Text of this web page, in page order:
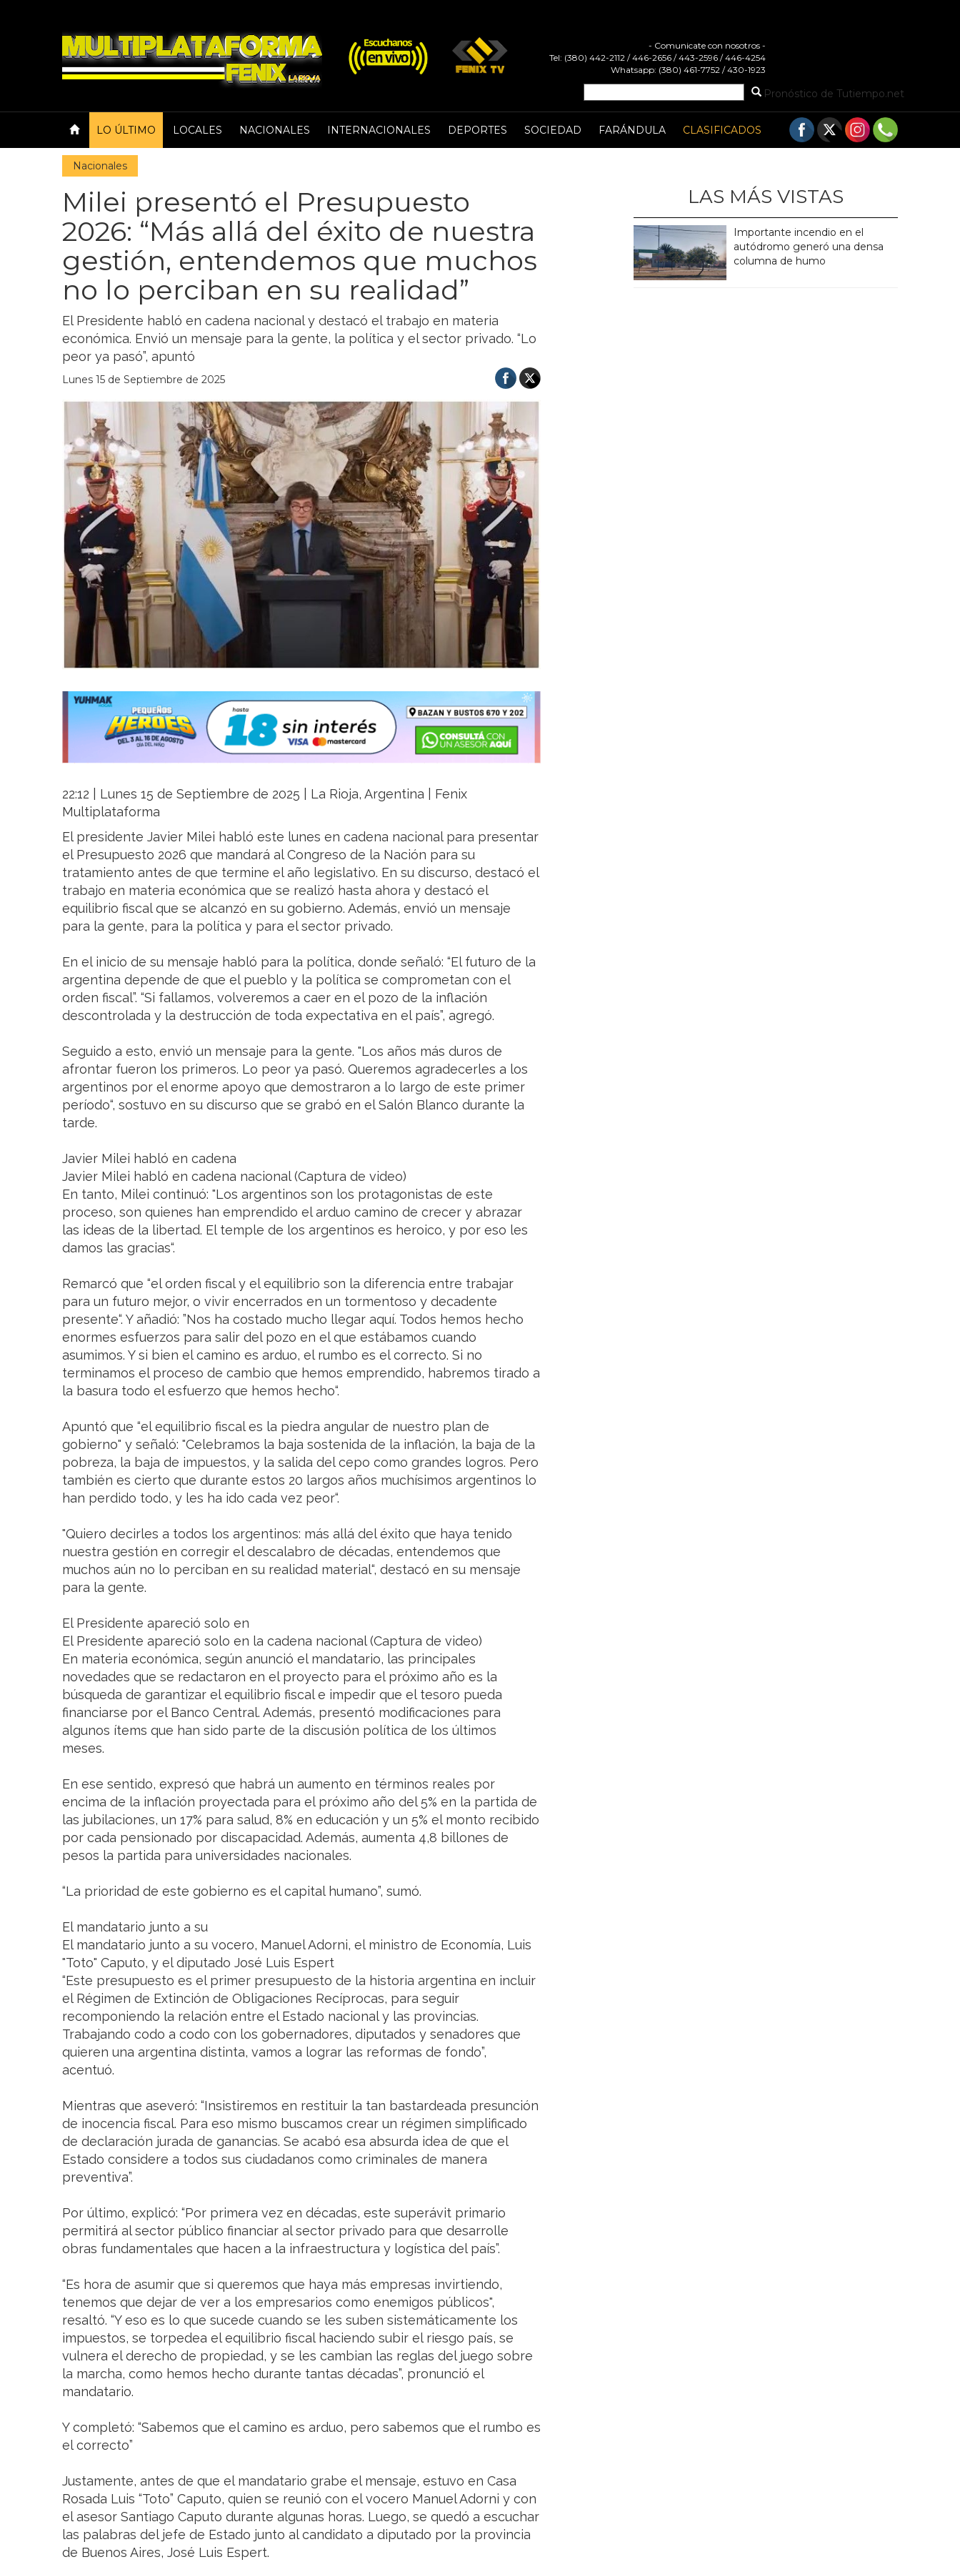
- Comunicate con nosotros -
Tel: (380) 442-2112 / 446-2656 / 443-2596 / 446-4254
Whatsapp: (380) 461-7752 / 430-1923
Pronóstico de Tutiempo.net
LO ÚLTIMO LOCALES NACIONALES INTERNACIONALES DEPORTES SOCIEDAD FARÁNDULA CLASIFICADOS
Nacionales
Milei presentó el Presupuesto
2026: “Más allá del éxito de nuestra
gestión, entendemos que muchos
no lo perciban en su realidad”
El Presidente habló en cadena nacional y destacó el trabajo en materia
económica. Envió un mensaje para la gente, la política y el sector privado. “Lo
peor ya pasó”, apuntó
Lunes 15 de Septiembre de 2025
22:12 | Lunes 15 de Septiembre de 2025 | La Rioja, Argentina | Fenix
Multiplataforma
El presidente Javier Milei habló este lunes en cadena nacional para presentar
el Presupuesto 2026 que mandará al Congreso de la Nación para su
tratamiento antes de que termine el año legislativo. En su discurso, destacó el
trabajo en materia económica que se realizó hasta ahora y destacó el
equilibrio fiscal que se alcanzó en su gobierno. Además, envió un mensaje
para la gente, para la política y para el sector privado.
En el inicio de su mensaje habló para la política, donde señaló: “El futuro de la
argentina depende de que el pueblo y la política se comprometan con el
orden fiscal”. “Si fallamos, volveremos a caer en el pozo de la inflación
descontrolada y la destrucción de toda expectativa en el país”, agregó.
Seguido a esto, envió un mensaje para la gente. "Los años más duros de
afrontar fueron los primeros. Lo peor ya pasó. Queremos agradecerles a los
argentinos por el enorme apoyo que demostraron a lo largo de este primer
período“, sostuvo en su discurso que se grabó en el Salón Blanco durante la
tarde.
Javier Milei habló en cadena
Javier Milei habló en cadena nacional (Captura de video)
En tanto, Milei continuó: "Los argentinos son los protagonistas de este
proceso, son quienes han emprendido el arduo camino de crecer y abrazar
las ideas de la libertad. El temple de los argentinos es heroico, y por eso les
damos las gracias“.
Remarcó que “el orden fiscal y el equilibrio son la diferencia entre trabajar
para un futuro mejor, o vivir encerrados en un tormentoso y decadente
presente“. Y añadió: ”Nos ha costado mucho llegar aquí. Todos hemos hecho
enormes esfuerzos para salir del pozo en el que estábamos cuando
asumimos. Y si bien el camino es arduo, el rumbo es el correcto. Si no
terminamos el proceso de cambio que hemos emprendido, habremos tirado a
la basura todo el esfuerzo que hemos hecho“.
Apuntó que “el equilibrio fiscal es la piedra angular de nuestro plan de
gobierno" y señaló: "Celebramos la baja sostenida de la inflación, la baja de la
pobreza, la baja de impuestos, y la salida del cepo como grandes logros. Pero
también es cierto que durante estos 20 largos años muchísimos argentinos lo
han perdido todo, y les ha ido cada vez peor“.
"Quiero decirles a todos los argentinos: más allá del éxito que haya tenido
nuestra gestión en corregir el descalabro de décadas, entendemos que
muchos aún no lo perciban en su realidad material“, destacó en su mensaje
para la gente.
El Presidente apareció solo en
El Presidente apareció solo en la cadena nacional (Captura de video)
En materia económica, según anunció el mandatario, las principales
novedades que se redactaron en el proyecto para el próximo año es la
búsqueda de garantizar el equilibrio fiscal e impedir que el tesoro pueda
financiarse por el Banco Central. Además, presentó modificaciones para
algunos ítems que han sido parte de la discusión política de los últimos
meses.
En ese sentido, expresó que habrá un aumento en términos reales por
encima de la inflación proyectada para el próximo año del 5% en la partida de
las jubilaciones, un 17% para salud, 8% en educación y un 5% el monto recibido
por cada pensionado por discapacidad. Además, aumenta 4,8 billones de
pesos la partida para universidades nacionales.
“La prioridad de este gobierno es el capital humano”, sumó.
El mandatario junto a su
El mandatario junto a su vocero, Manuel Adorni, el ministro de Economía, Luis
"Toto" Caputo, y el diputado José Luis Espert
“Este presupuesto es el primer presupuesto de la historia argentina en incluir
el Régimen de Extinción de Obligaciones Recíprocas, para seguir
recomponiendo la relación entre el Estado nacional y las provincias.
Trabajando codo a codo con los gobernadores, diputados y senadores que
quieren una argentina distinta, vamos a lograr las reformas de fondo”,
acentuó.
Mientras que aseveró: “Insistiremos en restituir la tan bastardeada presunción
de inocencia fiscal. Para eso mismo buscamos crear un régimen simplificado
de declaración jurada de ganancias. Se acabó esa absurda idea de que el
Estado considere a todos sus ciudadanos como criminales de manera
preventiva”.
Por último, explicó: “Por primera vez en décadas, este superávit primario
permitirá al sector público financiar al sector privado para que desarrolle
obras fundamentales que hacen a la infraestructura y logística del país”.
“Es hora de asumir que si queremos que haya más empresas invirtiendo,
tenemos que dejar de ver a los empresarios como enemigos públicos",
resaltó. “Y eso es lo que sucede cuando se les suben sistemáticamente los
impuestos, se torpedea el equilibrio fiscal haciendo subir el riesgo país, se
vulnera el derecho de propiedad, y se les cambian las reglas del juego sobre
la marcha, como hemos hecho durante tantas décadas”, pronunció el
mandatario.
Y completó: “Sabemos que el camino es arduo, pero sabemos que el rumbo es
el correcto”
Justamente, antes de que el mandatario grabe el mensaje, estuvo en Casa
Rosada Luis “Toto” Caputo, quien se reunió con el vocero Manuel Adorni y con
el asesor Santiago Caputo durante algunas horas. Luego, se quedó a escuchar
las palabras del jefe de Estado junto al candidato a diputado por la provincia
de Buenos Aires, José Luis Espert.
LAS MÁS VISTAS
Importante incendio en el
autódromo generó una densa
columna de humo